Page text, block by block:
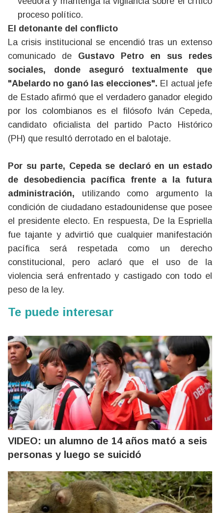
proceso político.
El detonante del conflicto
La crisis institucional se encendió tras un extenso
comunicado de Gustavo Petro en sus redes
sociales, donde aseguró textualmente que
"Abelardo no ganó las elecciones". El actual jefe
de Estado afirmó que el verdadero ganador elegido
por los colombianos es el filósofo Iván Cepeda,
candidato oficialista del partido Pacto Histórico
(PH) que resultó derrotado en el balotaje.
Por su parte, Cepeda se declaró en un estado
de desobediencia pacífica frente a la futura
administración, utilizando como argumento la
condición de ciudadano estadounidense que posee
el presidente electo. En respuesta, De la Espriella
fue tajante y advirtió que cualquier manifestación
pacífica será respetada como un derecho
constitucional, pero aclaró que el uso de la
violencia será enfrentado y castigado con todo el
peso de la ley.
Te puede interesar
VIDEO: un alumno de 14 años mató a seis
personas y luego se suicidó